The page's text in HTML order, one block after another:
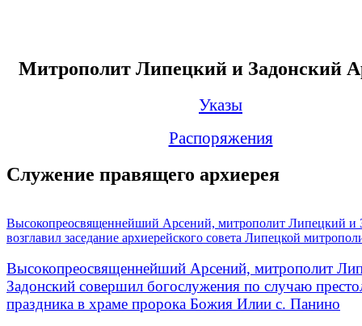
Митрополит Липецкий и Задонский
Указы
Распоряжения
Служение правящего архиерея
Высокопреосвященнейший Арсений, митрополит Липецкий и
возглавил заседание архиерейского совета Липецкой
Высокопреосвященнейший Арсений, митрополит
Задонский совершил богослужения по случаю
праздника в храме пророка Божия Илии с. Панино